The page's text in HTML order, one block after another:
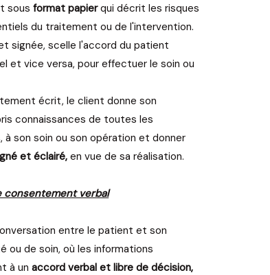
sousformat papierqui décrit les risques
du traitement ou de l'intervention.
signée, scelle l'accord du patient
et vice versa, pour effectuer le soin ou
écrit, le client donne son
connaissances de toutes les
à son soin ou son opération et donner
et éclairé, en vue de sa réalisation.
consentement verbal
entre le patient et son
ou de soin, où les informations
à unaccord verbal et libre de décision,